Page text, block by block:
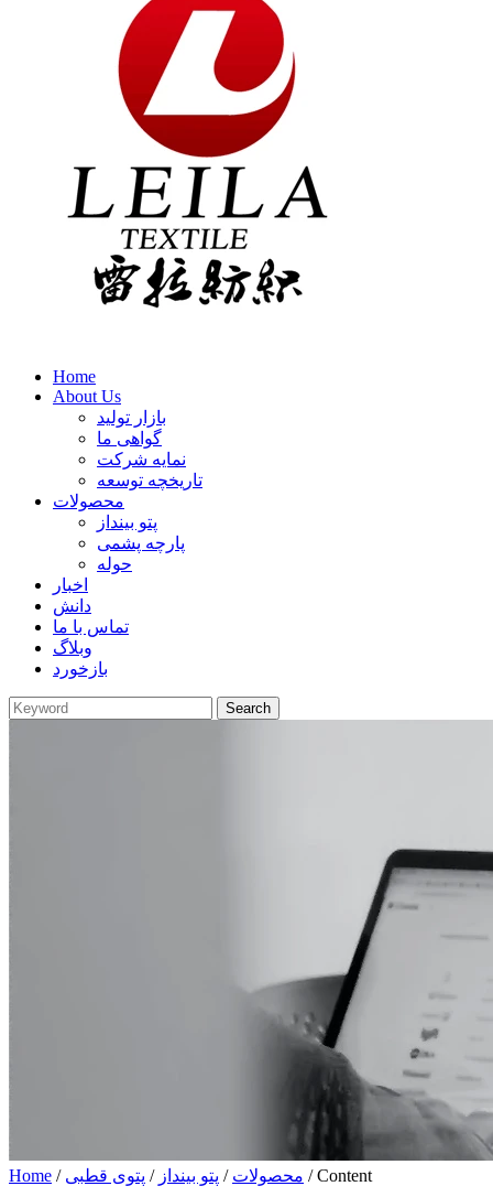
Home
About Us
بازار تولید
گواهی ما
نمایه شرکت
تاریخچه توسعه
محصولات
پتو بینداز
پارچه پشمی
حوله
اخبار
دانش
تماس با ما
وبلاگ
بازخورد
Home / محصولات / پتو بینداز / پتوی قطبی / Content